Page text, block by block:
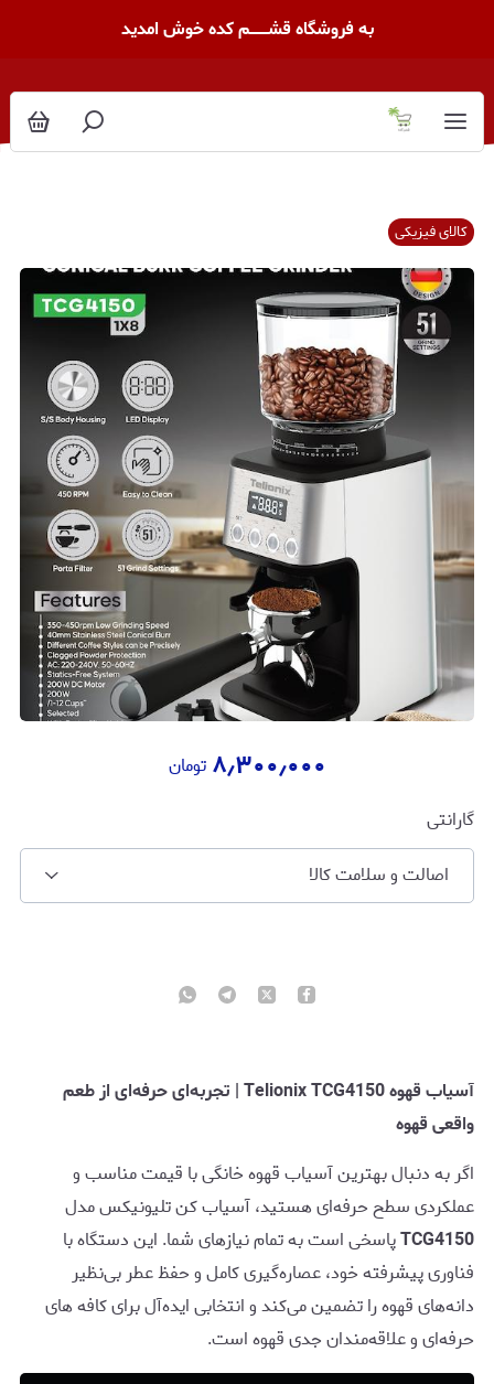
به فروشگاه قشــــــــم کده خوش امدید
کالای فیزیکی
۸٫۳۰۰٫۰۰۰ تومان
گارانتی
اصالت و سلامت کالا
آسیاب قهوه Telionix TCG4150 | تجربه‌ای حرفه‌ای از طعم
واقعی قهوه
اگر به دنبال بهترین آسیاب قهوه خانگی با قیمت مناسب و
عملکردی سطح حرفه‌ای هستید، آسیاب کن تلیونیکس مدل
TCG4150پاسخی است به تمام نیازهای شما. این دستگاه با
فناوری پیشرفته خود، عصاره‌گیری کامل و حفظ عطر بی‌نظیر
دانه‌های قهوه را تضمین می‌کند و انتخابی ایده‌آل برای کافه های
حرفه‌ای و علاقه‌مندان جدی قهوه است.